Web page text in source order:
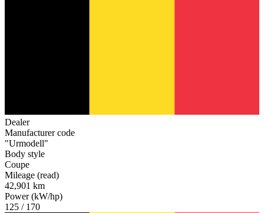
Dealer
Manufacturer code
"Urmodell"
Body style
Coupe
Mileage (read)
42,901 km
Power (kW/hp)
125 / 170